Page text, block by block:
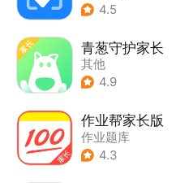
4.5
青葱守护家长
其他
4.9
作业帮家长版
作业题库
4.3